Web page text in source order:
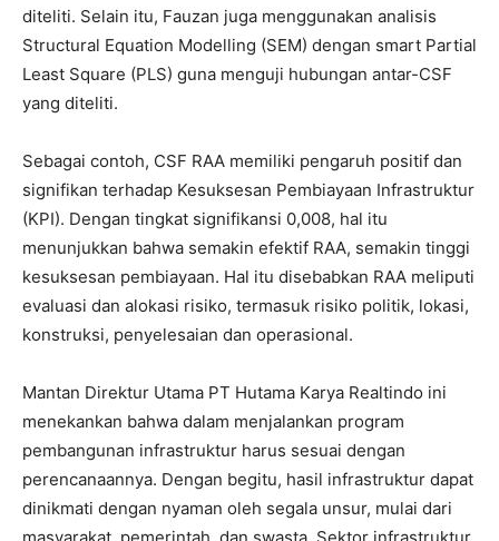
diteliti. Selain itu, Fauzan juga menggunakan analisis
Structural Equation Modelling (SEM) dengan smart Partial
Least Square (PLS) guna menguji hubungan antar-CSF
yang diteliti.
Sebagai contoh, CSF RAA memiliki pengaruh positif dan
signifikan terhadap Kesuksesan Pembiayaan Infrastruktur
(KPI). Dengan tingkat signifikansi 0,008, hal itu
menunjukkan bahwa semakin efektif RAA, semakin tinggi
kesuksesan pembiayaan. Hal itu disebabkan RAA meliputi
evaluasi dan alokasi risiko, termasuk risiko politik, lokasi,
konstruksi, penyelesaian dan operasional.
Mantan Direktur Utama PT Hutama Karya Realtindo ini
menekankan bahwa dalam menjalankan program
pembangunan infrastruktur harus sesuai dengan
perencanaannya. Dengan begitu, hasil infrastruktur dapat
dinikmati dengan nyaman oleh segala unsur, mulai dari